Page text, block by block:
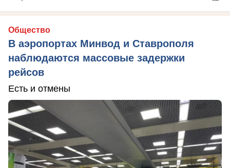
Общество
В аэропортах Минвод и Ставрополя
наблюдаются массовые задержки
рейсов
Есть и отмены